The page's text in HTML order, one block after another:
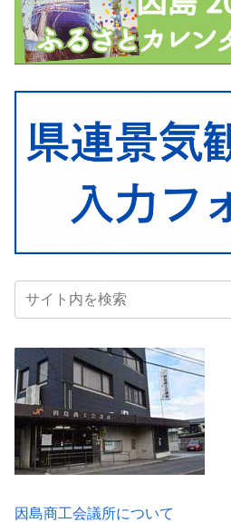
因島商工会議所について